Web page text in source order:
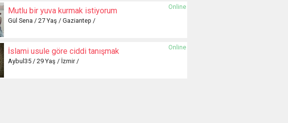
Online
Mutlu bir yuva kurmak istiyorum
Gül Sena / 27 Yaş / Gaziantep /
Online
İslami usule göre ciddi tanışmak
Aybul35 / 29 Yaş / İzmir /